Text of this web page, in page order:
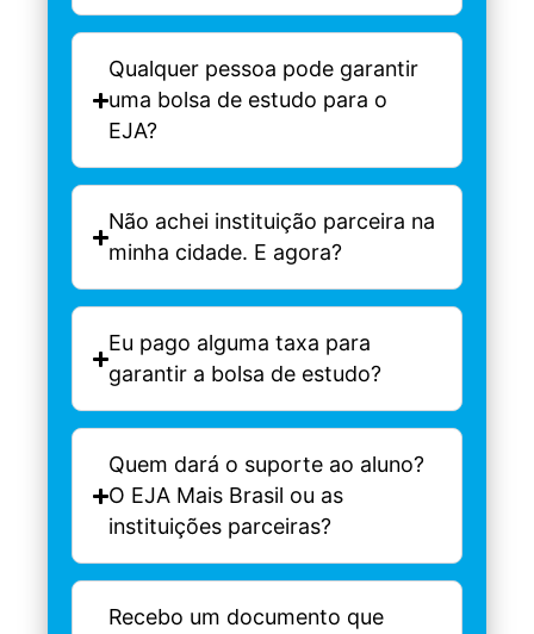
Qualquer pessoa pode garantir
uma bolsa de estudo para o
EJA?
Não achei instituição parceira na
minha cidade. E agora?
Eu pago alguma taxa para
garantir a bolsa de estudo?
Quem dará o suporte ao aluno?
O EJA Mais Brasil ou as
instituições parceiras?
Recebo um documento que